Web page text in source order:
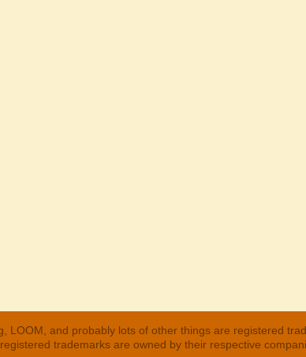
LOOM, and probably lots of other things are registered
trademarks are owned by their respective